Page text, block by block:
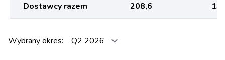
Dostawcy razem 208,6
Wybrany okres: